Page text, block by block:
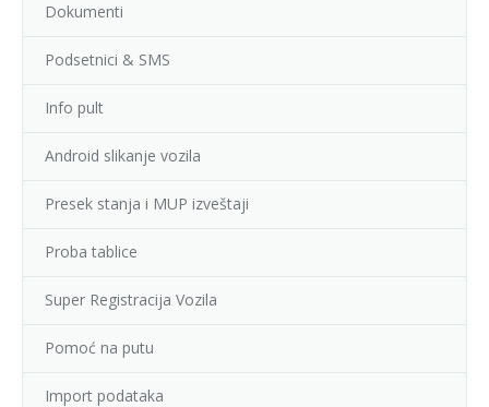
Dokumenti
Podsetnici & SMS
Info pult
Android slikanje vozila
Presek stanja i MUP izveštaji
Proba tablice
Super Registracija Vozila
Pomoć na putu
Import podataka